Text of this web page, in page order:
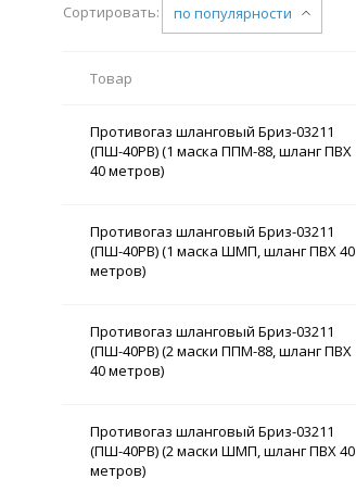
Сортировать: по популярности
Товар
Противогаз шланговый Бриз-03211
(ПШ-40РВ) (1 маска ППМ-88, шланг ПВХ
40 метров)
Противогаз шланговый Бриз-03211
(ПШ-40РВ) (1 маска ШМП, шланг ПВХ 40
метров)
Противогаз шланговый Бриз-03211
(ПШ-40РВ) (2 маски ППМ-88, шланг ПВХ
40 метров)
Противогаз шланговый Бриз-03211
(ПШ-40РВ) (2 маски ШМП, шланг ПВХ 40
метров)